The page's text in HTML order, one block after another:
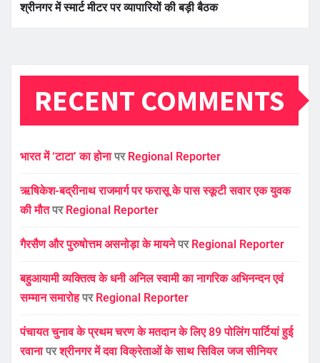
श्रीनगर में स्मार्ट मीटर पर व्यापारियों की बड़ी बैठक
RECENT COMMENTS
भारत में ‘टाटा’ का होनापर Regional Reporter
ऋषिकेश-बद्रीनाथ राजमार्ग पर फरासू के पास स्कूटी सवार एक युवक
की मौतपर Regional Reporter
गैरसैण और पुरुषोत्तम असनोड़ा के मायनेपर Regional Reporter
बहुआयामी व्यक्तित्व के धनी अनिल स्वामी का नागरिक अभिनन्दन एवं
सम्मान समारोहपर Regional Reporter
पंचायत चुनाव के प्रथम चरण के मतदान के लिए 89 पोलिंग पार्टियां हुई
रवानापरश्रीनगर में दवा विक्रेताओं के साथ सिविल जज सीनियर